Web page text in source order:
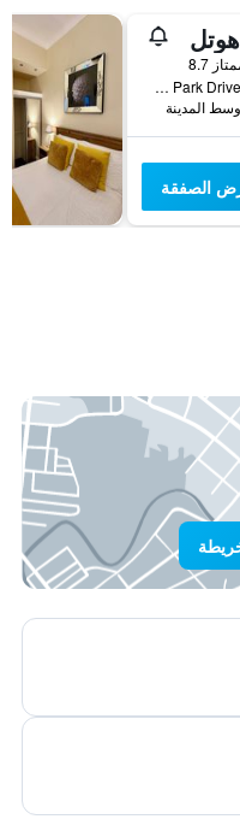
8.7
Dean Park Drive, Chapel Level, كيركالدي, المملكة المتحدة
الصفقة